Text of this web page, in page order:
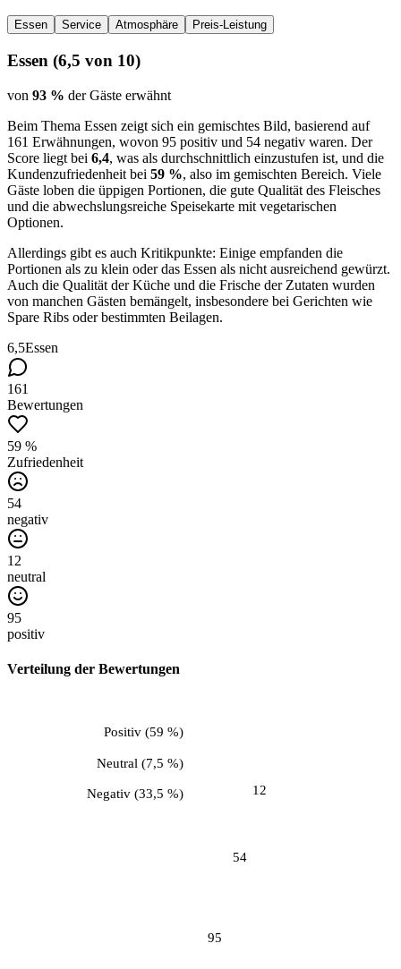
Essen Service Atmosphäre Preis-Leistung
Essen (6,5 von 10)
von 93 % der Gäste erwähnt
Beim Thema Essen zeigt sich ein gemischtes Bild, basierend auf
161 Erwähnungen, wovon 95 positiv und 54 negativ waren. Der
Score liegt bei 6,4, was als durchschnittlich einzustufen ist, und die
Kundenzufriedenheit bei 59 %, also im gemischten Bereich. Viele
Gäste loben die üppigen Portionen, die gute Qualität des Fleisches
und die abwechslungsreiche Speisekarte mit vegetarischen
Optionen.
Allerdings gibt es auch Kritikpunkte: Einige empfanden die
Portionen als zu klein oder das Essen als nicht ausreichend gewürzt.
Auch die Qualität der Küche und die Frische der Zutaten wurden
von manchen Gästen bemängelt, insbesondere bei Gerichten wie
Spare Ribs oder bestimmten Beilagen.
6,5Essen
161
Bewertungen
59 %
Zufriedenheit
54
negativ
12
neutral
95
positiv
Verteilung der Bewertungen
54
Negativ(33,5 %) 12
Neutral (7,5 %)
95
Positiv(59 %)